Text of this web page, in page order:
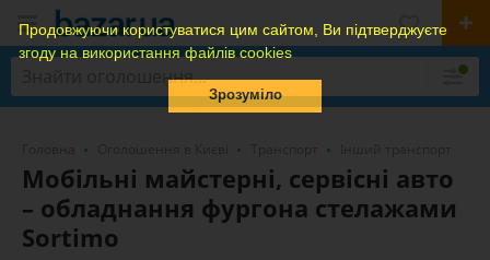
Продовжуючи користуватися цим сайтом, Ви підтверджуєте
згоду на використання файлів cookies
Зрозуміло
Мобільні майстерні, сервісні авто
– обладнання фургона стелажами
Sortimo